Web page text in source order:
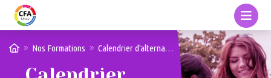
Nos Formations Calendrier d'alternance 2026/2027 M2 RM